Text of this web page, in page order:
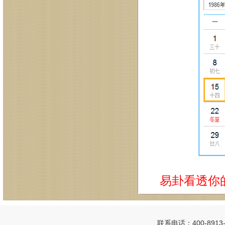
易卦看透你
联系电话：400-